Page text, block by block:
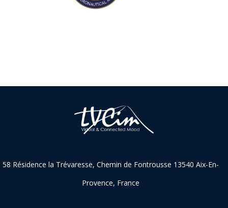
58 Résidence la Trévaresse, Chemin de Fontrousse 13540 Aix-En-
Provence, France